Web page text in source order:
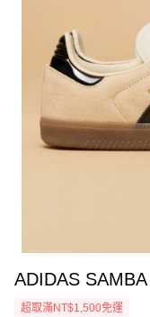
ADIDAS
超取滿NT$1,500免運